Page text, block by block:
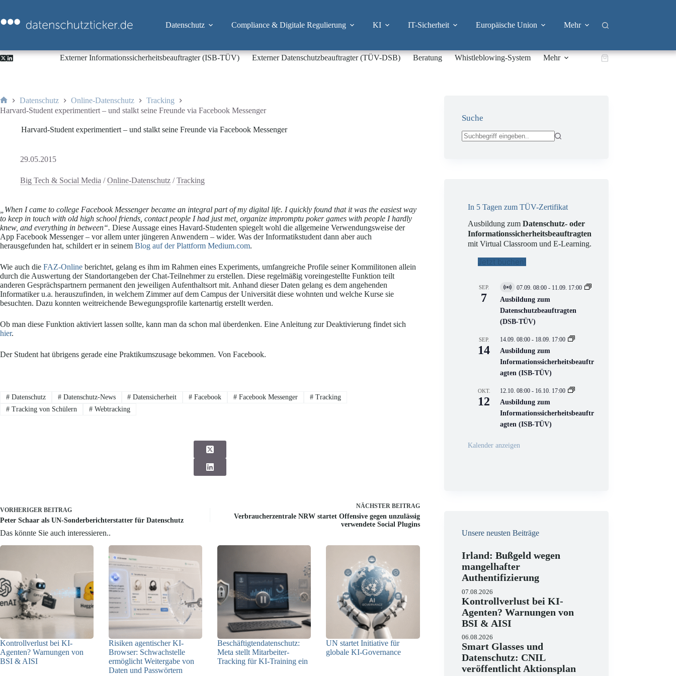
springen
Datenschutz Compliance & Digitale Regulierung KI IT-Sicherheit Europäische Union Mehr
Externer Informationssicherheitsbeauftragter (ISB-TÜV) Externer Datenschutzbeauftragter (TÜV-DSB) Beratung Whistleblowing-System Mehr Warenkorb
Start
Datenschutz Online-Datenschutz
Tracking
Harvard-Student experimentiert – und stalkt seine Freunde via Facebook Messenger
Harvard-Student experimentiert – und stalkt seine Freunde via Facebook Messenger
29.05.2015
Big Tech & Social Media /Online-Datenschutz /Tracking
„When I came to college Facebook Messenger became an integral part of my digital life. I quickly found that it was the easiest way
to keep in touch with old high school friends, contact people I had just met, organize impromptu poker games with people I hardly
knew, and everything in between“. Diese Aussage eines Havard-Studenten spiegelt wohl die allgemeine Verwendungsweise der
App Facebook Messenger – vor allem unter jüngeren Anwendern – wider. Was der Informatikstudent dann aber auch
herausgefunden hat, schildert er in seinem Blog auf der Plattform Medium.com.
Wie auch die FAZ-Online berichtet, gelang es ihm im Rahmen eines Experiments, umfangreiche Profile seiner Kommilitonen allein
durch die Auswertung der Standortangeben der Chat-Teilnehmer zu erstellen. Diese regelmäßig voreingestellte Funktion teilt
anderen Gesprächspartnern permanent den jeweiligen Aufenthaltsort mit. Anhand dieser Daten gelang es dem angehenden
Informatiker u.a. herauszufinden, in welchem Zimmer auf dem Campus der Universität diese wohnten und welche Kurse sie
besuchten. Dazu konnten weitreichende Bewegungsprofile kartenartig erstellt werden.
Ob man diese Funktion aktiviert lassen sollte, kann man da schon mal überdenken. Eine Anleitung zur Deaktivierung findet sich
hier.
Der Student hat übrigens gerade eine Praktikumszusage bekommen. Von Facebook.
#Datenschutz #Datenschutz-News # Datensicherheit # Facebook # Facebook Messenger #Tracking
#Tracking von Schülern #Webtracking
VORHERIGER BEITRAG
Peter Schaar als UN-Sonderberichterstatter für Datenschutz
NÄCHSTER BEITRAG
Verbraucherzentrale NRW startet Offensive gegen unzulässig
verwendete Social Plugins
Das könnte Sie auch interessieren..
Kontrollverlust bei KI-
Agenten? Warnungen von
BSI & AISI
Risiken agentischer KI-
Browser: Schwachstelle
ermöglicht Weitergabe von
Daten und Passwörtern
Beschäftigtendatenschutz:
Meta stellt Mitarbeiter-
Tracking für KI-Training ein
UN startet Initiative für
globale KI-Governance
Suche
In 5 Tagen zum TÜV-Zertifikat
Ausbildung zumDatenschutz- oder
Informationssicherheitsbeauftragten
mit Virtual Classroom und E-Learning.
Jetzt buchen!
SEP.
7
V
i
t
u
l
V
e
r
n
s
t
a
t
n
07.09. 08:00 - 11.09. 17:00
Ausbildung zum
Datenschutzbeauftragten
(DSB-TÜV)
SEP.
14
14.09. 08:00 - 18.09. 17:00
Ausbildung zum
Informationssicherheitsbeauftr
agten (ISB-TÜV)
OKT.
12
12.10. 08:00 - 16.10. 17:00
Ausbildung zum
Informationssicherheitsbeauftr
agten (ISB-TÜV)
Kalender anzeigen
Unsere neusten Beiträge
Irland: Bußgeld wegen
mangelhafter
Authentifizierung
07.08.2026
Kontrollverlust bei KI-
Agenten? Warnungen von
BSI & AISI
06.08.2026
Smart Glasses und
Datenschutz: CNIL
veröffentlicht Aktionsplan